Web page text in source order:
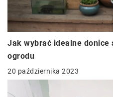
Jak wybrać idealne donice
ogrodu
20 października 2023